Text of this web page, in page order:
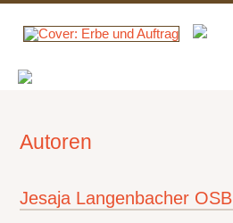
Autoren
Jesaja Langenbacher OSB